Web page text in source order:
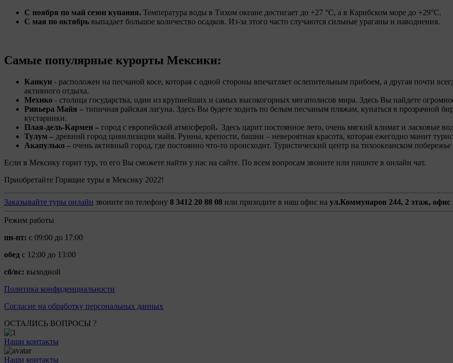
С ноября по май сезон купания. Температура воды в Тихом океане достигает до +27 °C, а в Карибском море до +29°C.
С мая по октябрь выпадает большое количество осадков. Из-за этого часто случаются сильные ураганы и наводнения.
Самые популярные курорты Мексики:
Канкун - расположен на песчаной косе, которая с одной стороны впечатляет ослепительным прибоем, а другая почти
активного отдыха.
Мехико - столица государства, один из крупнейших и самых высокогорных мегаполисов мира. Здесь Вы найдете
Ривьера Майя – типичная райская лагуна. Здесь Вы будете ходить по белым песчаным пляжам, купаться в прозрачной
кустарники.
Плая-дель-Кармен – город с европейской атмосферой. Здесь царит постоянное лето, очень мягкий климат и ласковые
Тулум – древний город цивилизации майя. Руины, крепости, башни – невероятная красота, которая ежегодно манит
Акапулько – очень активный город, где постоянно что-то происходит. Туристический центр на тихоокеанском
Если в Мексику горит тур, то его Вы сможете найти у нас на сайте. По всем вопросам звоните или пишите в онлайн чат.
Приобретайте Горящие туры в Мексику 2022!
Заказывайте туры онлайн звоните по телефону 8 3412 20 88 08 или приходите в наш офис на ул.Коммунаров 244, 2 этаж, офис
Режим работы
пн-пт: с 09:00 до 17:00
обед с 12:00 до 13:00
сб/вс: выходной
Политика конфиденциальности
Согласие на обработку персональных данных
ОСТАЛИСЬ ВОПРОСЫ ?
Наши контакты
Наши контакты